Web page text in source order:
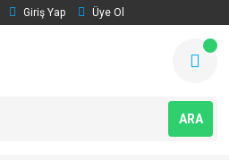
Giriş Yap Üye Ol
ARA